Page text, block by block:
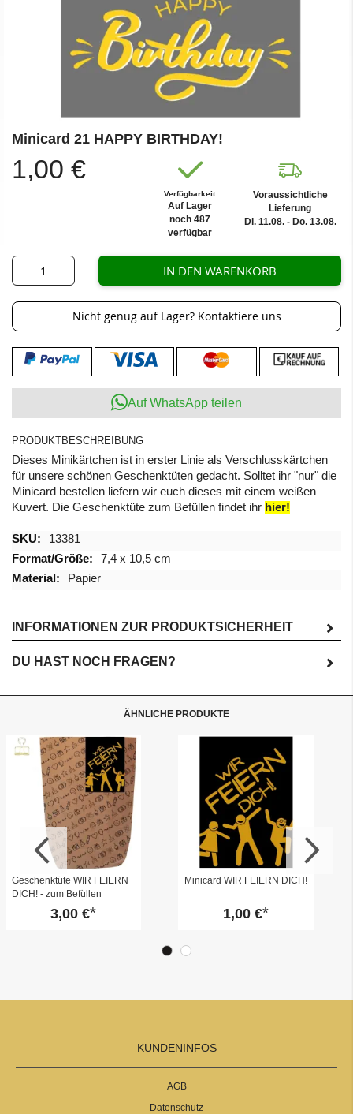
Anfang
Bildergalerie
springen
Minicard 21 HAPPY BIRTHDAY!
1,00 €
Verfügbarkeit
Auf Lager
noch 487
verfügbar
Voraussichtliche
Lieferung
Di. 11.08. - Do. 13.08.
IN DEN WARENKORB
Nicht genug auf Lager? Kontaktiere uns
Auf WhatsApp teilen
PRODUKTBESCHREIBUNG
Dieses Minikärtchen ist in erster Linie als Verschlusskärtchen
für unsere schönen Geschenktüten gedacht. Solltet ihr "nur" die
Minicard bestellen liefern wir euch dieses mit einem weißen
Kuvert. Die Geschenktüte zum Befüllen findet ihr hier!
Mehr
Informationen
13381
7,4 x 10,5 cm
Papier
INFORMATIONEN ZUR PRODUKTSICHERHEIT
DU HAST NOCH FRAGEN?
ÄHNLICHE PRODUKTE
Geschenktüte WIR FEIERN
DICH! - zum Befüllen
3,00 €
Minicard WIR FEIERN DICH!
1,00 €
KUNDENINFOS
AGB
Datenschutz